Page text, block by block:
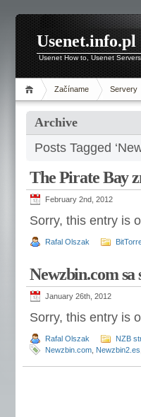
Usenet.info.pl
Usenet How to, Usenet
Začíname Servery
Archive
Posts Tagged
The Pirate Bay
February 2nd, 2012
Sorry, this entry is
Rafal Olszak
Newzbin.com
January 26th, 2012
Sorry, this entry is
Rafal Olszak
NZB
Newzbin.com Newzbin2.es